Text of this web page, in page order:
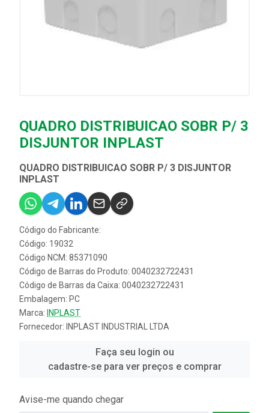
QUADRO DISTRIBUICAO SOBR P/ 3
DISJUNTOR INPLAST
QUADRO DISTRIBUICAO SOBR P/ 3 DISJUNTOR
INPLAST
Código do Fabricante:
Código: 19032
Código NCM: 85371090
Código de Barras do Produto: 0040232722431
Código de Barras da Caixa: 0040232722431
Embalagem: PC
Marca: INPLAST
Fornecedor: INPLAST INDUSTRIAL LTDA
Faça seu login ou
cadastre-se para ver preços e comprar
Avise-me quando chegar